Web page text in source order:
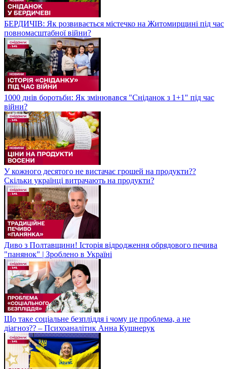
БЕРДИЧІВ: Як розвивається містечко на Житомирщині під час
повномасштабної війни?
1000 днів боротьби: Як змінювався "Сніданок з 1+1" під час
війни?
У кожного десятого не вистачає грошей на продукти??
Скільки українці витрачають на продукти?
Диво з Полтавщини! Історія відродження обрядового печива
"панянок" | Зроблено в Україні
Що таке соціальне безпліддя і чому це проблема, а не
діагноз?? – Психоаналітик Анна Кушнерук